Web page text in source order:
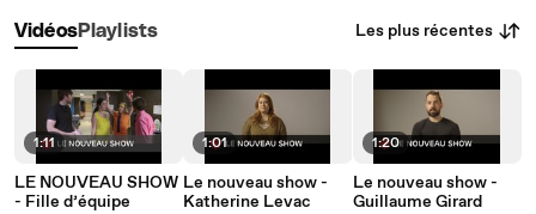
VidéosPlaylists Les plus récentes
1:11
LE NOUVEAU SHOW
- Fille d’équipe
1:01
Le nouveau show -
Katherine Levac
1:20
Le nouveau show -
Guillaume Girard